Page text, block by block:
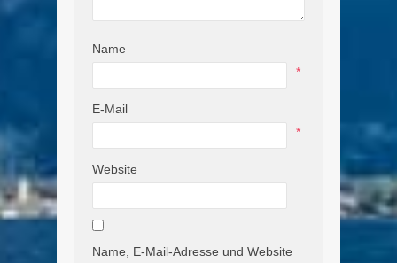
Name
*
E-Mail
*
Website
Name, E-Mail-Adresse und Website